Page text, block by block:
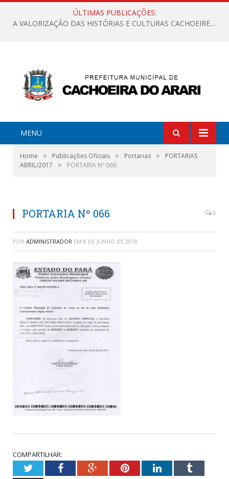
ÚLTIMAS PUBLICAÇÕES:
A VALORIZAÇÃO DAS HISTÓRIAS E CULTURAS CACHOEIRENSES
MENU
Home » Publicações Oficiais » Portarias »
PORTARIAS
ABRIL/2017
» PORTARIA Nº 066
PORTARIA Nº 066 0
POR ADMINISTRADOR EM 8 DE JUNHO DE 2018
COMPARTILHAR:
TwitterFacebookGoogle+PinterestLinkedInTumblr